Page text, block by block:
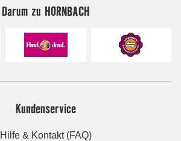
Darum zu HORNBACH
Kundenservice
Hilfe & Kontakt (FAQ)